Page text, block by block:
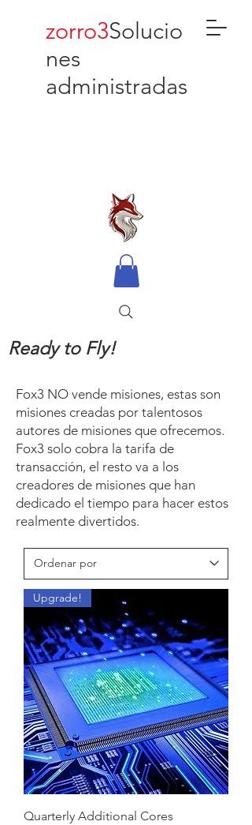
zorro3Solucio
nes
administradas
Ready to Fly!
Fox3 NO vende misiones, estas son
misiones creadas por talentosos
autores de misiones que ofrecemos.
Fox3 solo cobra la tarifa de
transacción, el resto va a los
creadores de misiones que han
dedicado el tiempo para hacer estos
realmente divertidos.
Upgrade!
Quarterly Additional Cores